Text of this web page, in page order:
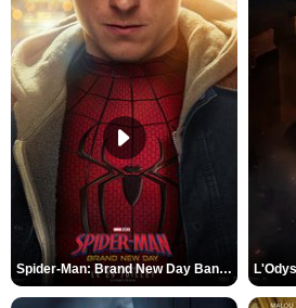
Spider-Man: Brand New Day Bande-annonce VO STFR